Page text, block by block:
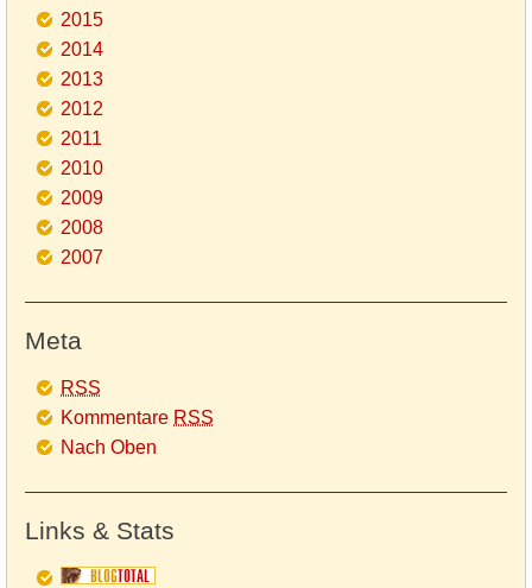
2015
2014
2013
2012
2011
2010
2009
2008
2007
Meta
RSS
Kommentare RSS
Nach Oben
Links & Stats